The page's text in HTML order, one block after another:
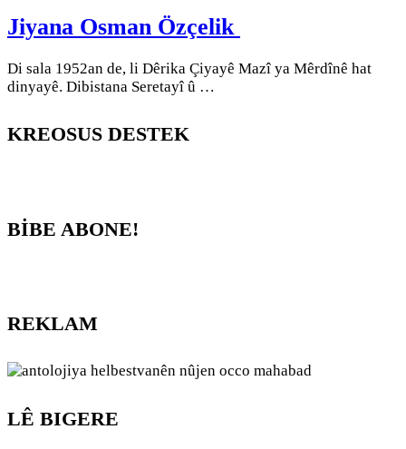
Jiyana Osman Özçelik
Di sala 1952an de, li Dêrika Çiyayê Mazî ya Mêrdînê hat
dinyayê. Dibistana Seretayî û …
KREOSUS DESTEK
BİBE ABONE!
REKLAM
LÊ BIGERE